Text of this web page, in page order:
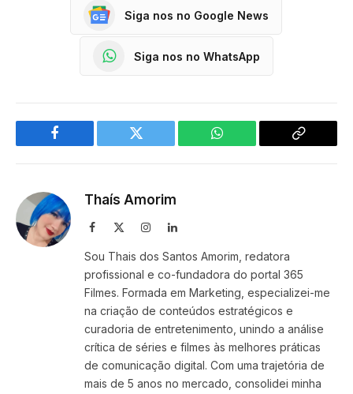
Siga nos no Google News
Siga nos no WhatsApp
Facebook Twitter WhatsApp
Copy
Thaís Amorim
Facebook InstagramLinkedIn
Sou Thais dos Santos Amorim, redatora
profissional e co-fundadora do portal 365
Filmes. Formada em Marketing, especializei-me
na criação de conteúdos estratégicos e
curadoria de entretenimento, unindo a análise
crítica de séries e filmes às melhores práticas
de comunicação digital. Com uma trajetória de
mais de 5 anos no mercado, consolidei minha